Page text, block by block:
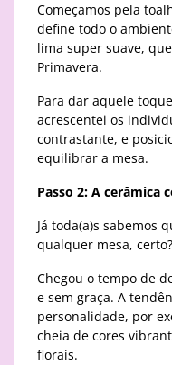
Começamos pela
define todo o
lima super suave,
Primavera.
Para dar aquele
acrescentei os
contrastante, e
equilibrar a mesa.
Passo 2: A cerâmica
Já toda(a)s sabemos
qualquer mesa, certo?
Chegou o tempo de
e sem graça. A
personalidade, por
cheia de cores
florais.